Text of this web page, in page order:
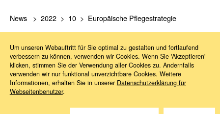
News 2022 10 Europäische Pflegestrategie
Sie haben Fragen?
Um unseren Webauftritt für Sie optimal zu gestalten und fortlaufend
verbessern zu können, verwenden wir Cookies. Wenn Sie 'Akzeptieren'
klicken, stimmen Sie der Verwendung aller Cookies zu. Andernfalls
verwenden wir nur funktional unverzichtbare Cookies. Weitere
Informationen, erhalten Sie in unserer Datenschutzerklärung für
Webseitenbenutzer.